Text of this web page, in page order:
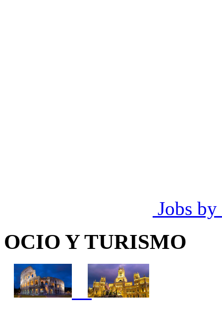
Jobs by
OCIO Y TURISMO